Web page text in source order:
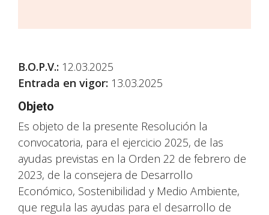
B.O.P.V.: 12.03.2025
Entrada en vigor: 13.03.2025
Objeto
Es objeto de la presente Resolución la
convocatoria, para el ejercicio 2025, de las
ayudas previstas en la Orden 22 de febrero de
2023, de la consejera de Desarrollo
Económico, Sostenibilidad y Medio Ambiente,
que regula las ayudas para el desarrollo de